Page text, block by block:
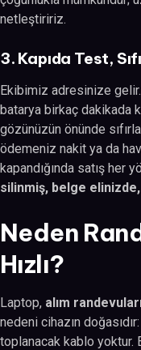
netleştiririz.
3. Kapıda Test,
Ekibimiz adresinize gelir.
batarya birkaç dakikada
gözünüzün önünde
ödemeniz nakit ya da
kapandığında satış her
silinmiş, belge elinizde,
Neden
Hızlı?
Laptop, alım
nedeni cihazın
toplanacak kablo yoktur.